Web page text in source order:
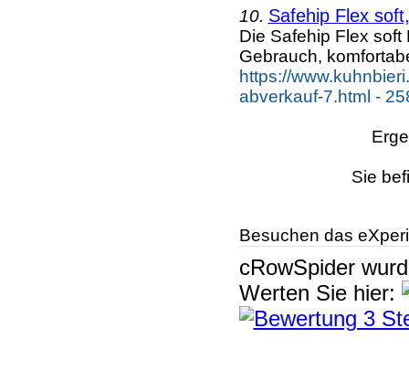
10. Safehip Flex
Die Safehip Flex
Gebrauch,
https://
abverkauf-7.html -
Sie
Besuchen das
cRowSpider
Werten Sie hier: